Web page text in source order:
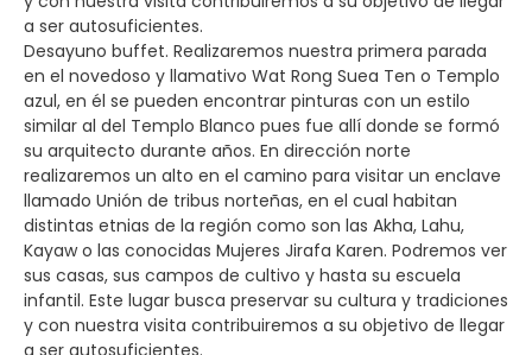
a ser autosuficientes.
Desayuno buffet. Realizaremos nuestra primera parada
en el novedoso y llamativo Wat Rong Suea Ten o Templo
azul, en él se pueden encontrar pinturas con un estilo
similar al del Templo Blanco pues fue allí donde se formó
su arquitecto durante años. En dirección norte
realizaremos un alto en el camino para visitar un enclave
llamado Unión de tribus norteñas, en el cual habitan
distintas etnias de la región como son las Akha, Lahu,
Kayaw o las conocidas Mujeres Jirafa Karen. Podremos ver
sus casas, sus campos de cultivo y hasta su escuela
infantil. Este lugar busca preservar su cultura y tradiciones
y con nuestra visita contribuiremos a su objetivo de llegar
a ser autosuficientes.